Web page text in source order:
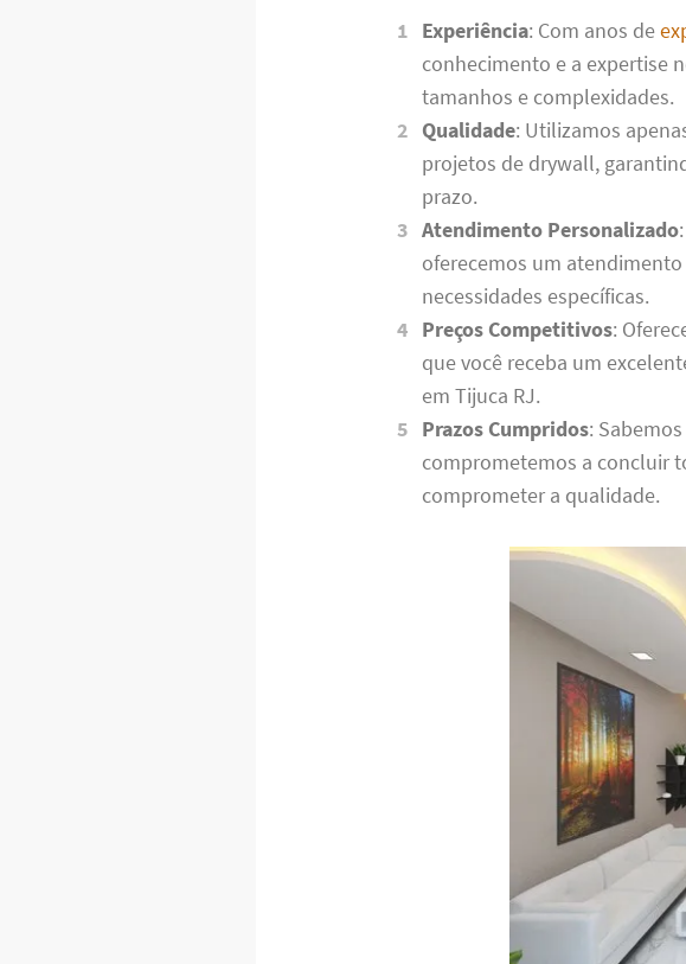
Experiência: Com anos de
conhecimento e a expertise
tamanhos e complexidades.
Qualidade: Utilizamos
projetos de drywall,
prazo.
Atendimento Personalizado
oferecemos um
necessidades específicas.
Preços Competitivos:
que você receba um
em Tijuca RJ.
Prazos Cumpridos:
comprometemos a concluir
comprometer a qualidade.